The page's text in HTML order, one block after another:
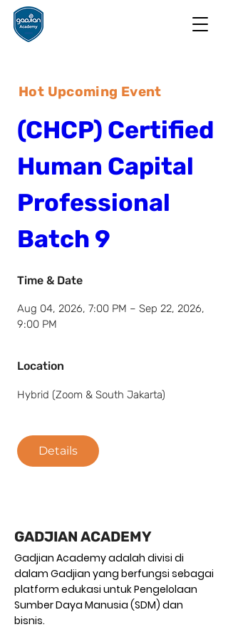
Hot Upcoming Event
(CHCP) Certified
Human Capital
Professional
Batch 9
Time & Date
Aug 04, 2026, 7:00 PM – Sep 22, 2026,
9:00 PM
Location
Hybrid (Zoom & South Jakarta)
Details
GADJIAN ACADEMY
Gadjian Academy adalah divisi di
dalam Gadjian yang berfungsi sebagai
platform edukasi untuk Pengelolaan
Sumber Daya Manusia (SDM) dan
bisnis.